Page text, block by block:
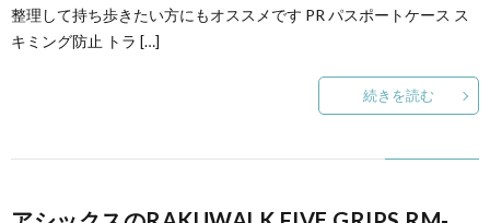
整理して持ち歩きたい方にもオススメです PR パスポートケース ス
キミング防止 トラ […]
続きを読む